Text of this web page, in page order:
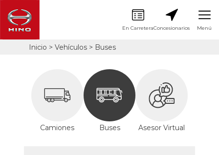
En CarreteraConcesionarios Menú
Sobrescribir
Inicio Vehículos Buses
puede
Interesar
Camiones Buses Asesor Virtual